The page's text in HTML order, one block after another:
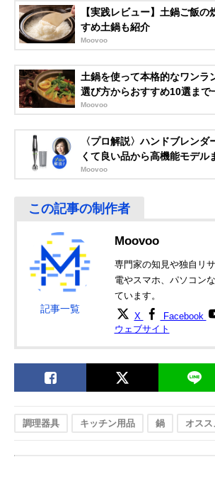
corporation) ふき
こぼれにくいIH土
鍋 10号 ‎IHFKBW-
10
Amazonで見る
サーマテック IH土
鍋 10号
熱テクノ
鍋
鍋 8号 カーサ
くい
Amazonで見る
永新陶苑 トウジキ
トンヤ IH土鍋 内
食材の旨
【実践レビュー】土鍋ご飯の
すめ土鍋も紹介
Moovoo
土鍋を使って本格的なワンラ
選び方からおすすめ10選まで
Moovoo
〈プロ解説〉ハンドブレン
くて良い品から高機能モデル
Moovoo
記事一覧
Moovoo
専門家の知見や独自リ
電やスマホ、パソコン
ています。
X Facebook
ウェブサイト
調理器具 キッチン用品 鍋 オスス